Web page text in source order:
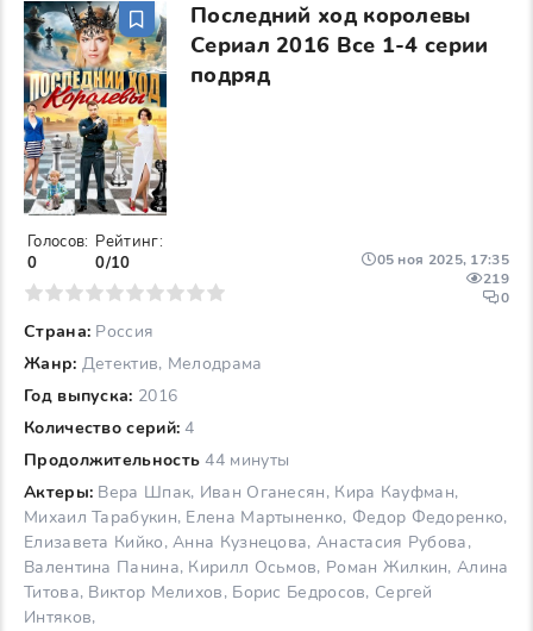
Последний ход королевы
Сериал 2016 Все 1-4 серии
подряд
Страна: Россия
Жанр: Детектив, Мелодрама
Год выпуска: 2016
Количество серий: 4
Продолжительность 44 минуты
Актеры: Вера Шпак, Иван Оганесян, Кира Кауфман,
Михаил Тарабукин, Елена Мартыненко, Федор Федоренко,
Елизавета Кийко, Анна Кузнецова, Анастасия Рубова,
Валентина Панина, Кирилл Осьмов, Роман Жилкин, Алина
Титова, Виктор Мелихов, Борис Бедросов, Сергей
Интяков,
05 ноя 2025, 17:35
219
0
Голосов:
0
Рейтинг:
0/10
7 8 9 10